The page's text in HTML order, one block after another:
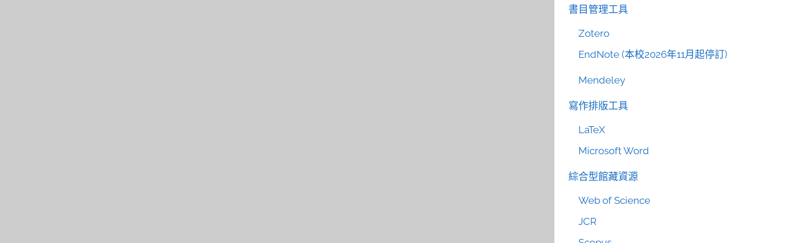
書目管理工具
Zotero
EndNote (本校2026年11月起停訂)
Mendeley
寫作排版工具
LaTeX
Microsoft Word
綜合型館藏資源
Web of Science
JCR